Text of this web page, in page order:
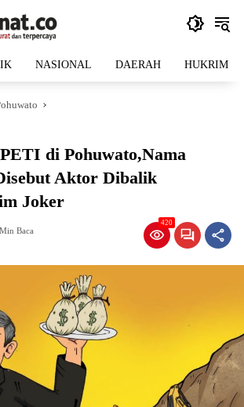
NASIONAL DAERAH HUKRIM
di Pohuwato,Nama
Aktor Dibalik
Joker
Baca
420